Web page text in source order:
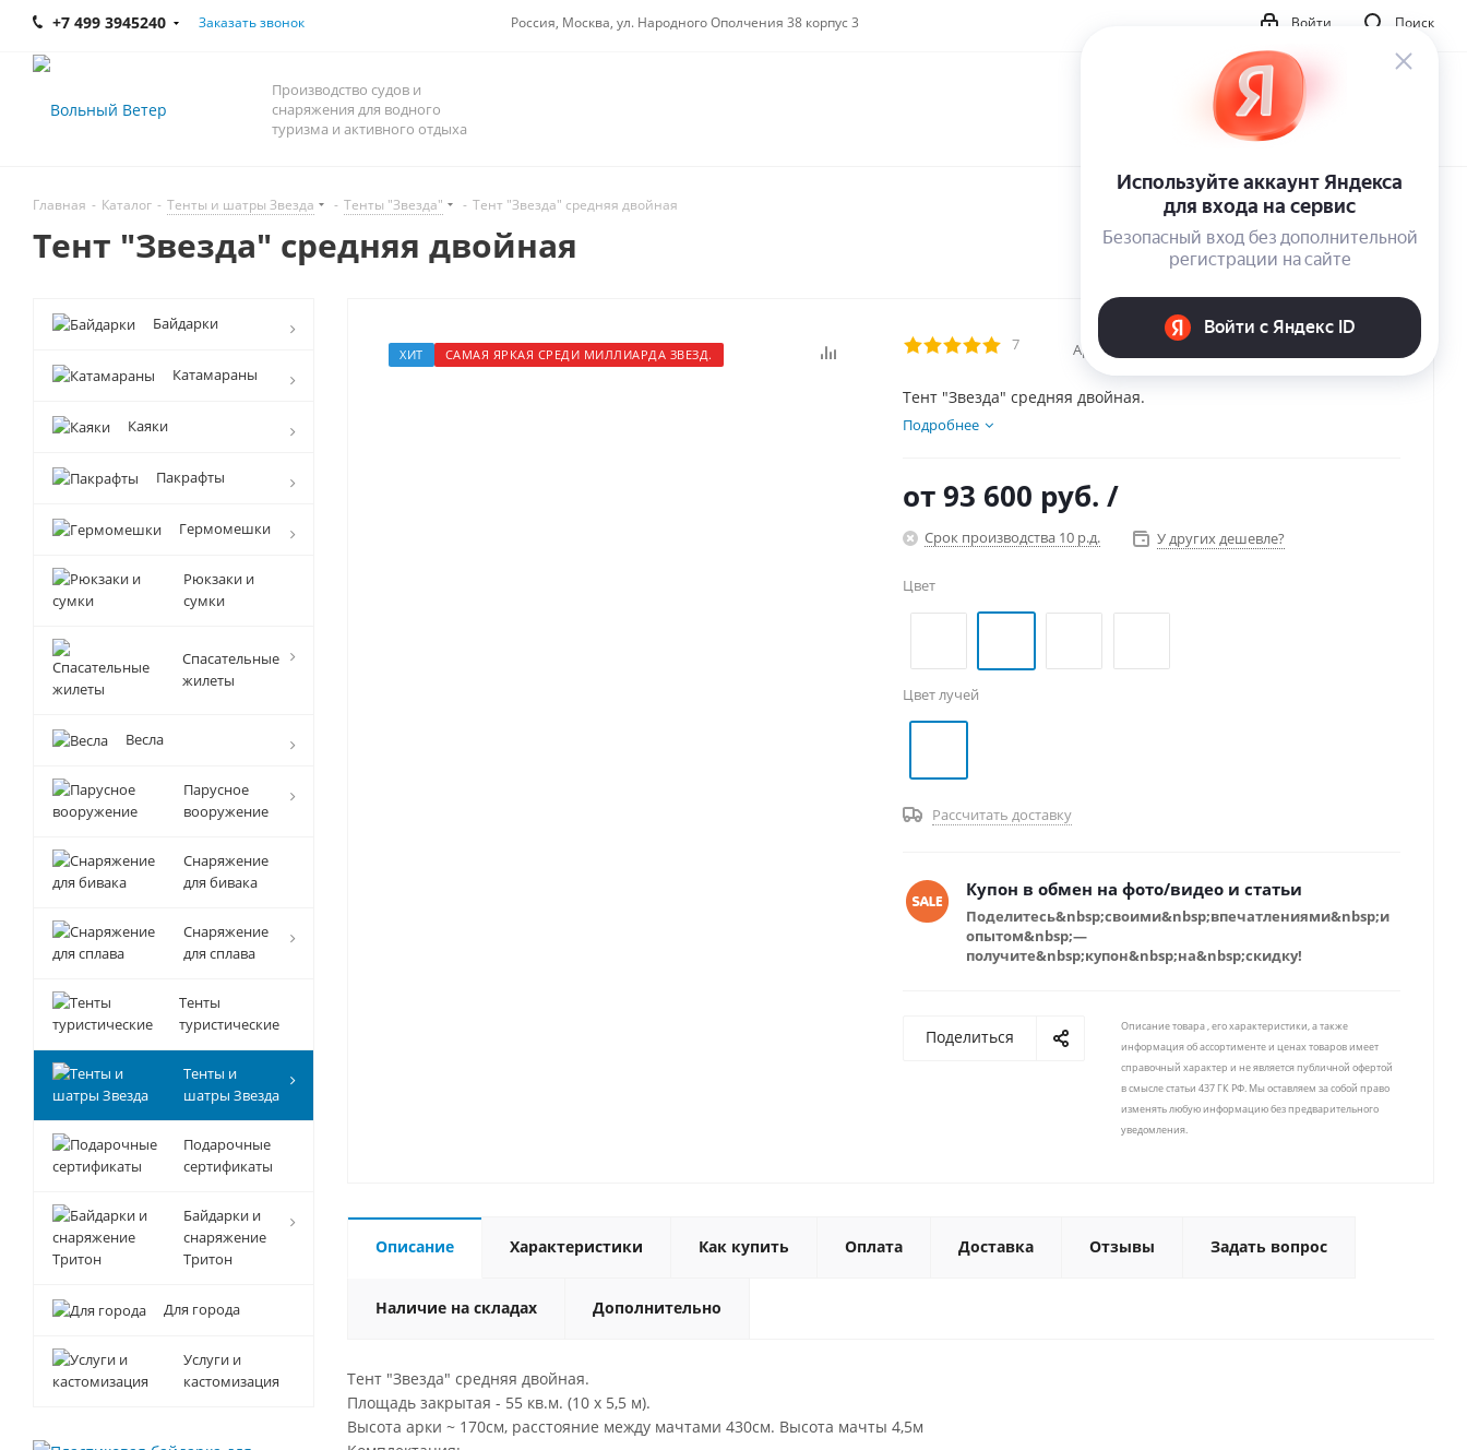
+7 499 3945240 Заказать звонок Россия, Москва, ул. Народного Ополчения 38 корпус 3 Поиск
Войти
Производство судов и
снаряжения для водного
туризма и активного отдыха
Главная - Каталог - Тенты и шатры Звезда - Тенты "Звезда" - Тент "Звезда" средняя двойная
Тент "Звезда" средняя двойная
ХИТ САМАЯ ЯРКАЯ СРЕДИ МИЛЛИАРДА ЗВЕЗД.
7 Артикул:
Тент "Звезда" средняя двойная.
Подробнее
от93 600 руб. /
Срок производства 10 р.д. У других дешевле?
Цвет
Цвет лучей
Рассчитать доставку
Купон в обмен на фото/видео и статьи
Поделитесь&nbsp;своими&nbsp;впечатлениями&nbsp;и
опытом&nbsp;—
получите&nbsp;купон&nbsp;на&nbsp;скидку!
Поделиться
Описание товара , его характеристики, а также
информация об ассортименте и ценах товаров имеет
справочный характер и не является публичной офертой
в смысле статьи 437 ГК РФ. Мы оставляем за собой право
изменять любую информацию без предварительного
уведомления.
Описание Характеристики Как купить Оплата Доставка Отзывы Задать вопрос
Наличие на складах Дополнительно
Тент "Звезда" средняя двойная.
Площадь закрытая - 55 кв.м. (10 х 5,5 м).
Высота арки ~ 170см, расстояние между мачтами 430см. Высота мачты 4,5м
Байдарки
Катамараны
Каяки
Пакрафты
Гермомешки
Рюкзаки и
сумки
Спасательные
жилеты
Весла
Парусное
вооружение
Снаряжение
для бивака
Снаряжение
для сплава
Тенты
туристические
Тенты и
шатры Звезда
Подарочные
сертификаты
Байдарки и
снаряжение
Тритон
Для города
Услуги и
кастомизация